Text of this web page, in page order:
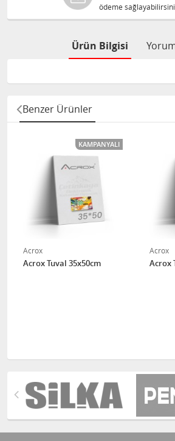
ödeme
Ürün Bilgisi
Benzer Ürünler
KAMPANYALI
Acrox
Acrox Tuval 35x50cm
Acrox
Acrox